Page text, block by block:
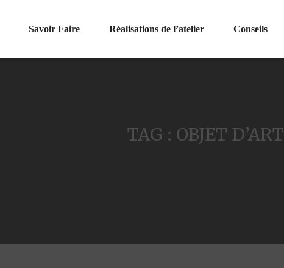
Savoir Faire Réalisations de l’atelier Conseils
TAG : OBJET D’ART